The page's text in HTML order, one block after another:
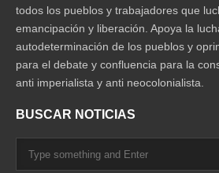
todos los pueblos y trabajadores que
emancipación y liberación. Apoya la
autodeterminación de los pueblos y
para el debate y confluencia para la
anti imperialista y anti neocolonialista.
BUSCAR NOTICIAS